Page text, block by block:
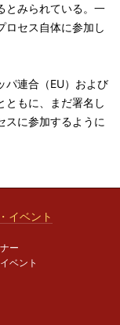
とみられている。一
ロセス自体に参加し
パ連合（EU）および
ともに、まだ署名し
スに参加するように
イベント
ー
ベント